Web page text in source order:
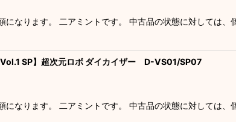
になります。 二アミントです。 中古品の状態に対しては
Vol.1 SP】超次元ロボ ダイカイザー D-VS01/SP07
になります。 二アミントです。 中古品の状態に対しては